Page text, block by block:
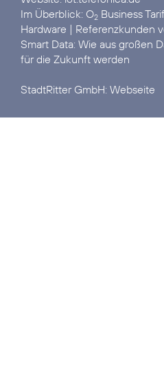
Im Überblick: O2 Business
Hardware | Referenzkunden
Smart Data: Wie aus großen
für die Zukunft werden
StadtRitter GmbH: Webseite